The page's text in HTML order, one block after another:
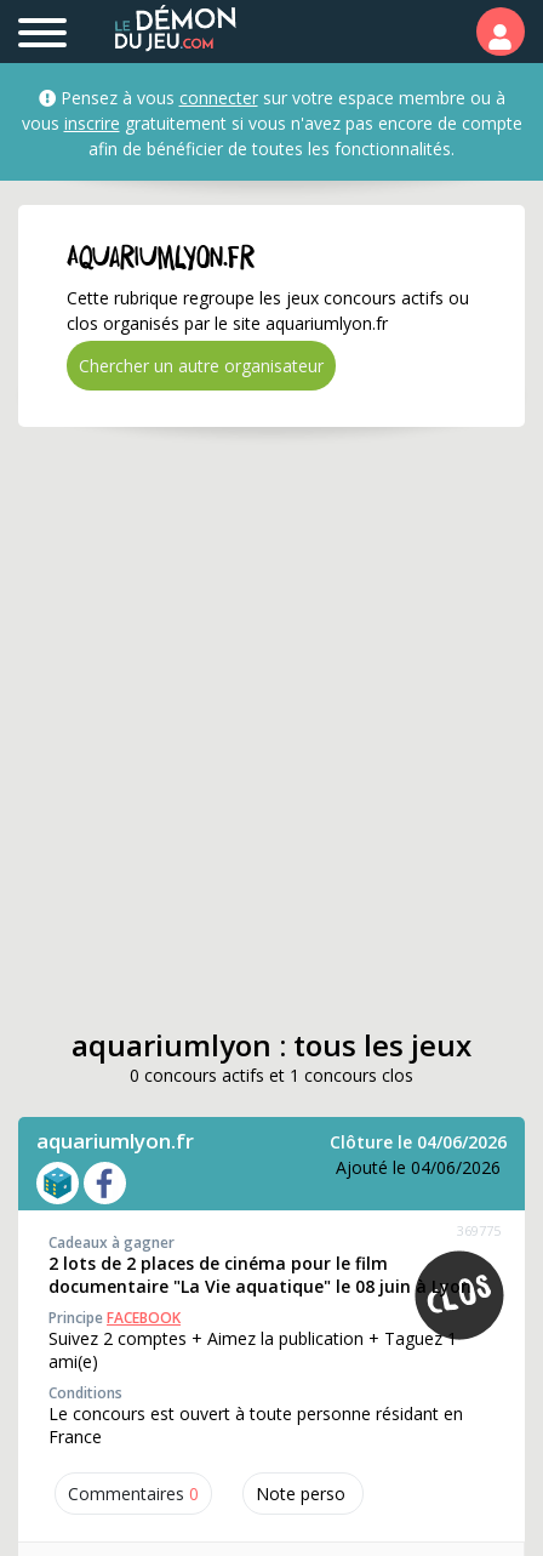
aquariumlyon.fr ✅
Pensez à vous connectersur votre espace membre ou à
vous inscrire gratuitement si vous n'avez pas encore de compte
afin de bénéficier de toutes les fonctionnalités.
aquariumlyon.fr
Cette rubrique regroupe les jeux concours actifs ou
clos organisés par le site aquariumlyon.fr
Chercher un autre organisateur
aquariumlyon : tous les jeux
0 concours actifs et 1 concours clos
aquariumlyon.fr
Clôture le 04/06/2026
Ajouté le 04/06/2026
Commentaires 0 Note perso
369775
Cadeaux à gagner
2 lots de 2 places de cinéma pour le film
documentaire "La Vie aquatique" le 08 juin à Lyon
PrincipeFACEBOOK
Suivez 2 comptes + Aimez la publication + Taguez 1
ami(e)
Conditions
Le concours est ouvert à toute personne résidant en
France